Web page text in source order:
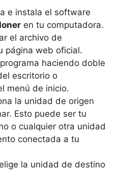
e instala el software
en tu computadora.
el archivo de
página web oficial.
haciendo⁣ doble
escritorio o
menú de inicio.
la ⁢unidad de origen
Esto puede ser tu
o cualquier otra unidad
conectada a tu
la unidad de destino